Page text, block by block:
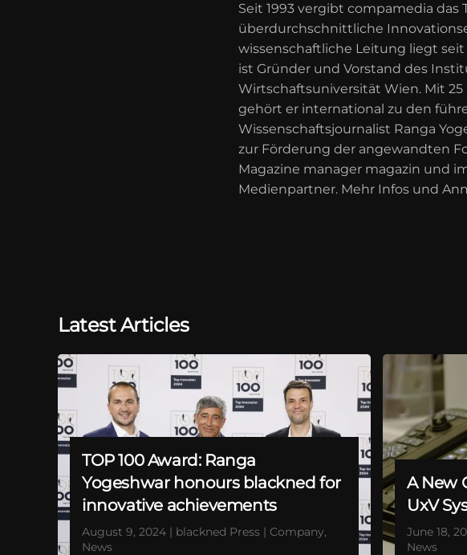
Seit 1993 vergibt compamedia das
überdurchschnittliche
wissenschaftliche Leitung liegt seit
ist Gründer und Vorstand des
Wirtschaftsuniversität Wien. Mit
gehört er international zu den
Wissenschaftsjournalist Ranga
zur Förderung der angewandten
Magazine manager magazin und
Medienpartner. Mehr Infos und
Latest Articles
TOP 100 Award: Ranga
Yogeshwar honours blackned for
innovative achievements
August 9, 2024 | blackned Press | Company,
News
A New
UxV
June 18,
News